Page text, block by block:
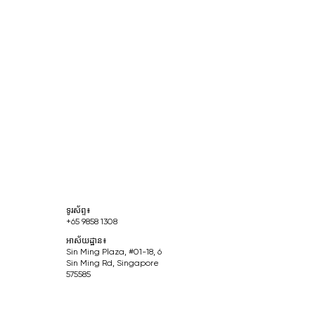
ទូរស័ព្ទ៖
+65 9858 1308
អាស័យដ្ឋាន៖
Sin Ming Plaza, #01-18, 6
Sin Ming Rd, Singapore
575585